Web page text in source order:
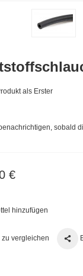
als Erster
sobald
€
hinzufügen
zu vergleichen